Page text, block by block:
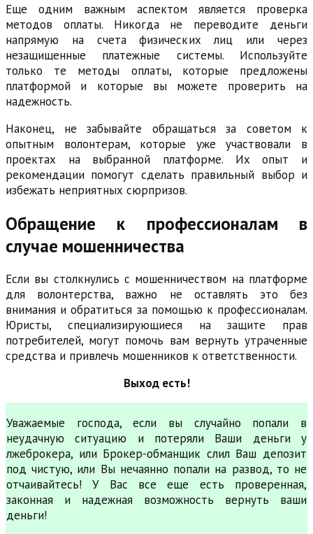
Еще одним важным аспектом является проверка
методов оплаты. Никогда не переводите деньги
напрямую на счета физических лиц или через
незащищенные платежные системы. Используйте
только те методы оплаты, которые предложены
платформой и которые вы можете проверить на
надежность.
Наконец, не забывайте обращаться за советом к
опытным волонтерам, которые уже участвовали в
проектах на выбранной платформе. Их опыт и
рекомендации помогут сделать правильный выбор и
избежать неприятных сюрпризов.
Обращение к профессионалам в
случае мошенничества
Если вы столкнулись с мошенничеством на платформе
для волонтерства, важно не оставлять это без
внимания и обратиться за помощью к профессионалам.
Юристы, специализирующиеся на защите прав
потребителей, могут помочь вам вернуть утраченные
средства и привлечь мошенников к ответственности.
Выход есть!
Уважаемые господа, если вы случайно попали в
неудачную ситуацию и потеряли Ваши деньги у
лжеброкера, или Брокер-обманщик слил Ваш депозит
под чистую, или Вы нечаянно попали на развод, то не
отчаивайтесь! У Вас все еще есть проверенная,
законная и надежная возможность вернуть ваши
деньги!